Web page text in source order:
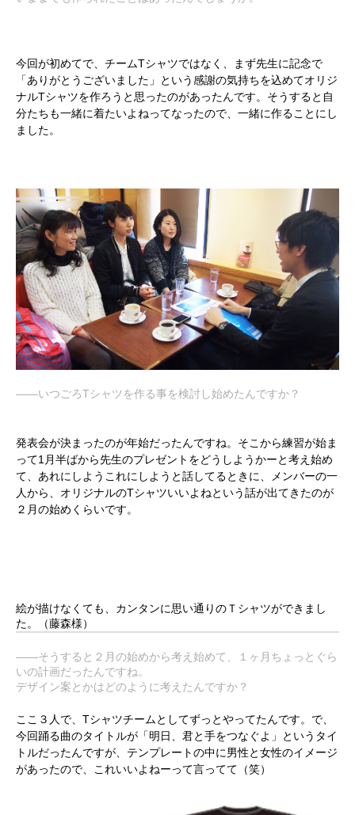
今回が初めてで、チームTシャツではなく、まず先生に記念で
「ありがとうございました」という感謝の気持ちを込めてオリジ
ナルTシャツを作ろうと思ったのがあったんです。そうすると自
分たちも一緒に着たいよねってなったので、一緒に作ることにし
ました。
――いつごろTシャツを作る事を検討し始めたんですか？
発表会が決まったのが年始だったんですね。そこから練習が始ま
って1月半ばから先生のプレゼントをどうしようかーと考え始め
て、あれにしようこれにしようと話してるときに、メンバーの一
人から、オリジナルのTシャツいいよねという話が出てきたのが
２月の始めくらいです。
絵が描けなくても、カンタンに思い通りのＴシャツができまし
た。
（藤森様）
――そうすると２月の始めから考え始めて、１ヶ月ちょっとぐら
いの計画だったんですね。
デザイン案とかはどのように考えたんですか？
ここ３人で、Tシャツチームとしてずっとやってたんです。で、
今回踊る曲のタイトルが「明日、君と手をつなぐよ」というタイ
トルだったんですが、テンプレートの中に男性と女性のイメージ
があったので、これいいよねーって言ってて（笑）